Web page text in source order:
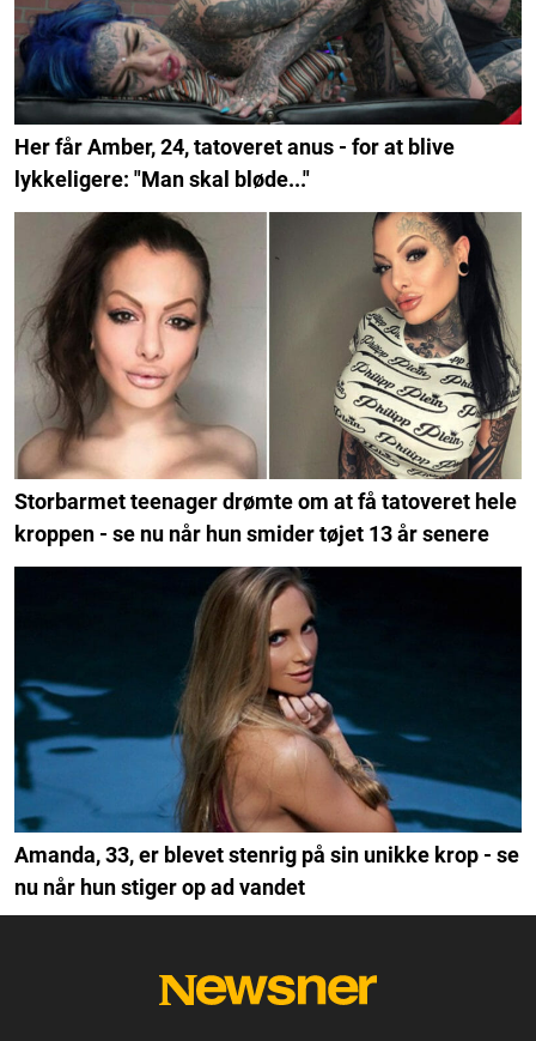
Her får Amber, 24, tatoveret anus - for at blive
lykkeligere: "Man skal bløde..."
Storbarmet teenager drømte om at få tatoveret hele
kroppen - se nu når hun smider tøjet 13 år senere
Amanda, 33, er blevet stenrig på sin unikke krop - se
nu når hun stiger op ad vandet